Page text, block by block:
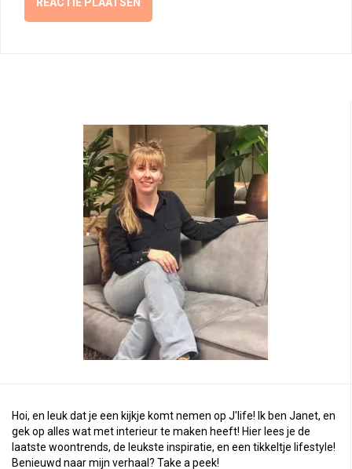
Hoi, en leuk dat je een kijkje komt nemen op J'life! Ik ben Janet, en
gek op alles wat met interieur te maken heeft! Hier lees je de
laatste woontrends, de leukste inspiratie, en een tikkeltje lifestyle!
Benieuwd naar mijn verhaal? Take a peek!